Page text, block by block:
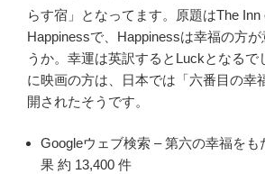
らす宿」となってます。原題はThe Inn
Happinessで、Happinessは幸福の方が
うか。幸運は英訳するとLuckとなるで
に映画の方は、日本では「六番目の幸
開されたそうです。
Googleウェブ検索 – 第六の幸福を
果 約 13,400 件